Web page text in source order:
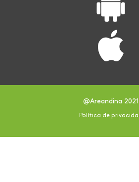
@Areandina 2021
Política de